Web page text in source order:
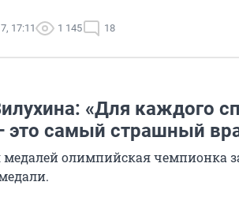
17:11 1 145 18
«Для каждого
это самый страшный
олимпийская чемпионка